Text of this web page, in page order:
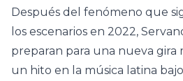
Después del fenómeno que
los escenarios en 2022,
preparan para una nueva gira
un hito en la música latina